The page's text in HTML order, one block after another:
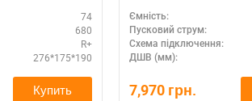
74
680
R+
276*175*190
Купить
Ємність:
Пусковий струм:
Схема підключення:
ДШВ (мм):
7,970 грн.